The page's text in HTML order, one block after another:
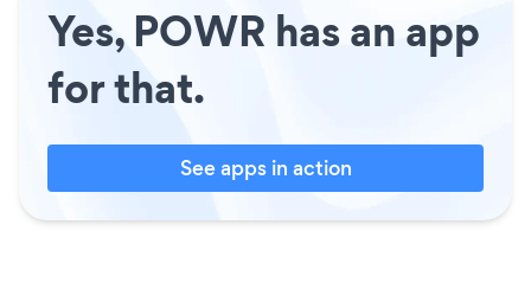
Yes, POWR has an app
for that.
See apps in action